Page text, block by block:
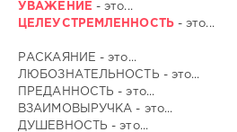
УВАЖЕНИЕ - это...
ЦЕЛЕУСТРЕМЛЕННОСТЬ- это...
РАСКАЯНИЕ - это...
ЛЮБОЗНАТЕЛЬНОСТЬ - это...
ПРЕДАННОСТЬ - это...
ВЗАИМОВЫРУЧКА - это...
ДУШЕВНОСТЬ - это...